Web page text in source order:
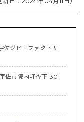
佐ジビエファクトリ
佐市院内町香下130